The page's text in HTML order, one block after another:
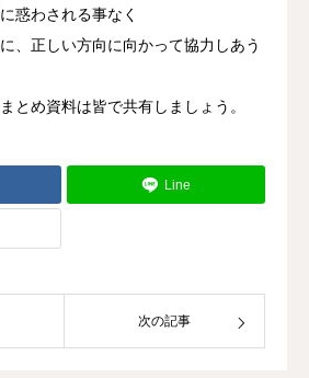
惑わされる事なく
、正しい方向に向かって協力しあう
とめ資料は皆で共有しましょう。
Line
次の記事